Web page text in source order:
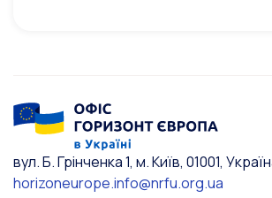
вул. Б. Грінченка 1, м. Київ, 01001,
horizoneurope.info@nrfu.org.ua